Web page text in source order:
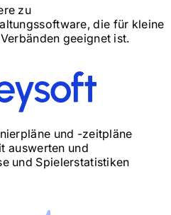
zu
die für kleine
geeignet ist.
und -zeitpläne
auswerten und
und Spielerstatistiken